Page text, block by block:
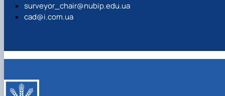
surveyor_chair@nubip.edu.ua
cad@i.com.ua